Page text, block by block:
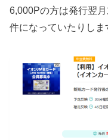
6,000Pの方は発行翌
件になっていたりしま